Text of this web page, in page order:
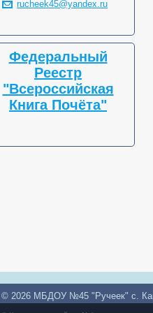
rucheek45@yandex.ru
Федеральный
Реестр
"Всероссийская
Книга Почёта"
© 2026 МБДОУ №45 "Ручеек" с.